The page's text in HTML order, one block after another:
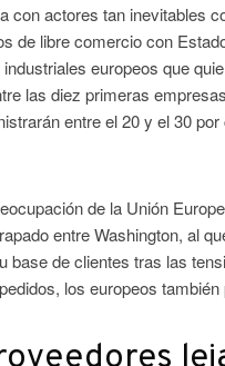
actores tan inevitables
de libre comercio con
europeos que
las diez primeras
entre el 20 y el 30
de la Unión
entre Washington, al
de clientes tras las
los europeos